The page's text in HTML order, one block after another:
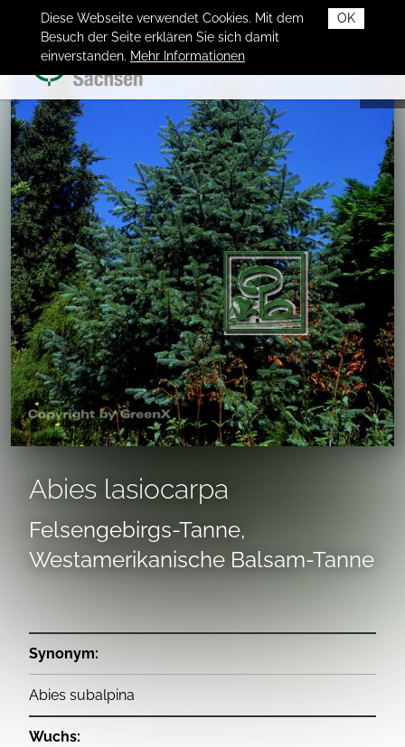
OK
Diese Webseite verwendet Cookies. Mit dem
Besuch der Seite erklären Sie sich damit
einverstanden. Mehr Informationen
Abies lasiocarpa
Felsengebirgs-Tanne,
Westamerikanische Balsam-Tanne
Synonym:
Abies subalpina
Wuchs: